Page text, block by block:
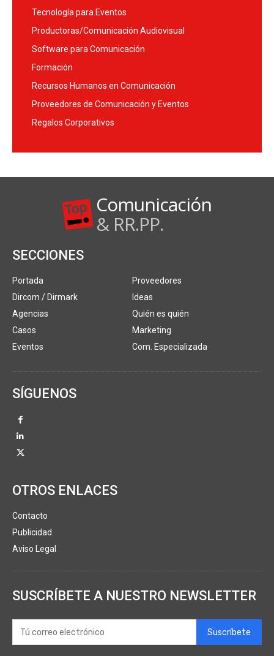
Tecnología para Eventos
Productoras/Comunicación Audiovisual
Software para Comunicación
Formación
Recursos Humanos en Comunicación
Proveedores de Comunicación y Eventos
Regalos Corporativos
Comunicación
& RR.PP.
SECCIONES
Portada
Dircom / Dirmark
Agencias
Casos
Eventos
Proveedores
Ideas
Quién es quién
Marketing
Com. Especializada
SÍGUENOS
OTROS ENLACES
Contacto
Publicidad
Aviso Legal
SUSCRÍBETE A NUESTRO NEWSLETTER
Suscríbete